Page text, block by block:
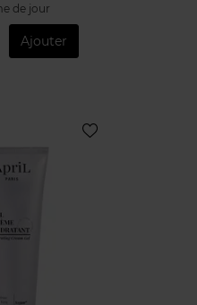
de jour
Ajouter